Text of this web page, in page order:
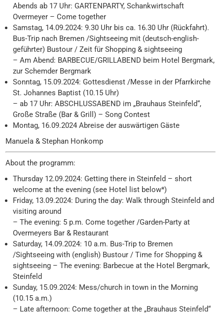
Abends ab 17 Uhr: GARTENPARTY, Schankwirtschaft
Overmeyer – Come together
Samstag, 14.09.2024: 9.30 Uhr bis ca. 16.30 Uhr (Rückfahrt).
Bus-Trip nach Bremen /Sightseeing mit (deutsch-english-
geführter) Bustour / Zeit für Shopping & sightseeing
– Am Abend: BARBECUE/GRILLABEND beim Hotel Bergmark,
zur Schemder Bergmark
Sonntag, 15.09.2024: Gottesdienst /Messe in der Pfarrkirche
St. Johannes Baptist (10.15 Uhr)
– ab 17 Uhr: ABSCHLUSSABEND im „Brauhaus Steinfeld“,
Große Straße (Bar & Grill) – Song Contest
Montag, 16.09.2024 Abreise der auswärtigen Gäste
Manuela & Stephan Honkomp
About the programm:
Thursday 12.09.2024: Getting there in Steinfeld – short
welcome at the evening (see Hotel list below*)
Friday, 13.09.2024: During the day: Walk through Steinfeld and
visiting around
– The evening: 5 p.m. Come together /Garden-Party at
Overmeyers Bar & Restaurant
Saturday, 14.09.2024: 10 a.m. Bus-Trip to Bremen
/Sightseeing with (english) Bustour / Time for Shopping &
sightseeing – The evening: Barbecue at the Hotel Bergmark,
Steinfeld
Sunday, 15.09.2024: Mess/church in town in the Morning
(10.15 a.m.)
– Late afternoon: Come together at the „Brauhaus Steinfeld“